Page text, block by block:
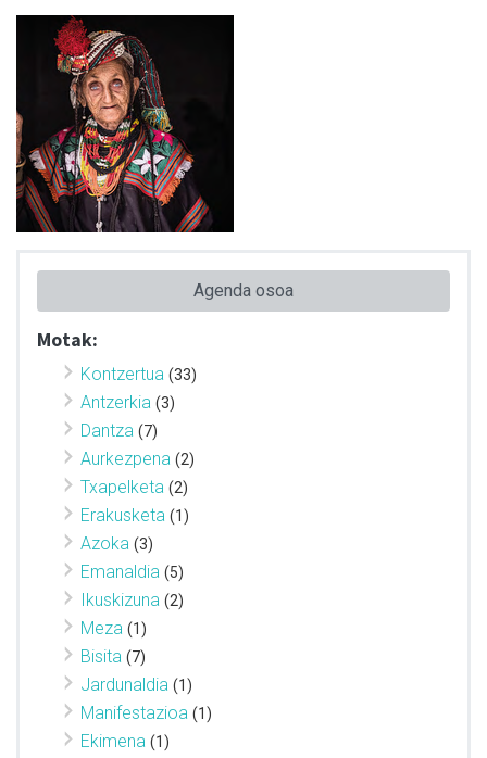
Agenda osoa
Motak:
Kontzertua (33)
Antzerkia (3)
Dantza (7)
Aurkezpena (2)
Txapelketa (2)
Erakusketa (1)
Azoka (3)
Emanaldia (5)
Ikuskizuna (2)
Meza (1)
Bisita (7)
Jardunaldia (1)
Manifestazioa (1)
Ekimena (1)